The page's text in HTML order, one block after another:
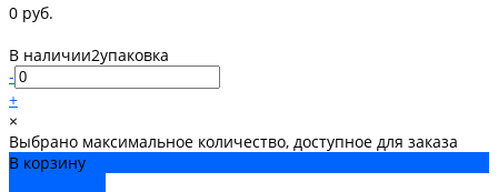
0 руб.
В наличии2упаковка
-
+
×
Выбрано максимальное количество, доступное для заказа
В корзину